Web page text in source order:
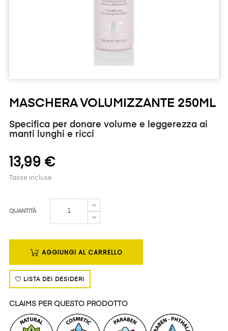
MASCHERA VOLUMIZZANTE 250ML
Specifica per donare volume e leggerezza ai
manti lunghi e ricci
13,99 €
Tasse incluse
QUANTITÀ
AGGIUNGI AL CARRELLO
LISTA DEI DESIDERI
CLAIMS PER QUESTO PRODOTTO